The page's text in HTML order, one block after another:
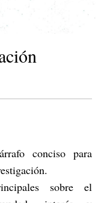
conciso para
sobre el